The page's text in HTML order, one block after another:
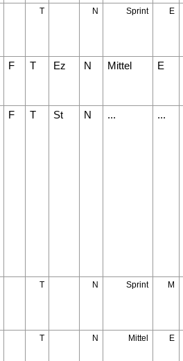
T N Sprint E
F T Ez N Mittel E
F T St N ... ...
T N Sprint M
T N Mittel E